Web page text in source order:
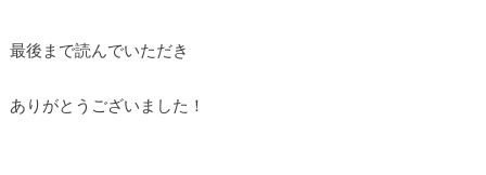
最後まで読んでいただき
ありがとうございました！